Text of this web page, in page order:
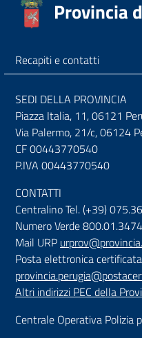
Provincia
Recapiti e contatti
SEDI DELLA PROVINCIA
Piazza Italia, 11, 06121
Via Palermo, 21/c, 06124
CF 00443770540
P.IVA 00443770540
CONTATTI
Centralino Tel. (+39)
Numero Verde 800.01.3474
Mail URP
Posta elettronica certificata
Altri indirizzi PEC della
Centrale Operativa Polizia